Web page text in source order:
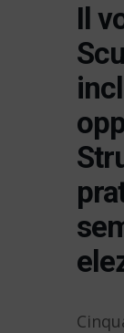
Il